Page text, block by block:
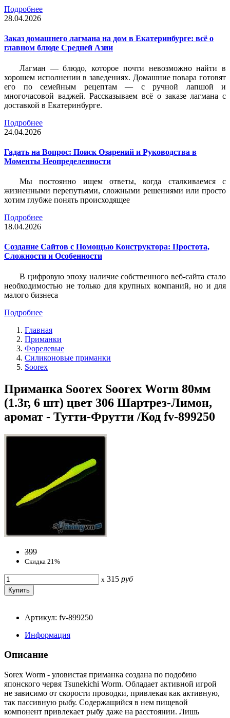
Подробнее
28.04.2026
Заказ домашнего лагмана на дом в Екатеринбурге: всё о
главном блюде Средней Азии
Лагман — блюдо, которое почти невозможно найти в
хорошем исполнении в заведениях. Домашние повара готовят
его по семейным рецептам — с ручной лапшой и
многочасовой ваджей. Рассказываем всё о заказе лагмана с
доставкой в Екатеринбурге.
Подробнее
24.04.2026
Гадать на Вопрос: Поиск Озарений и Руководства в
Моменты Неопределенности
Мы постоянно ищем ответы, когда сталкиваемся с
жизненными перепутьями, сложными решениями или просто
хотим глубже понять происходящее
Подробнее
18.04.2026
Создание Сайтов с Помощью Конструктора: Простота,
Сложности и Особенности
В цифровую эпоху наличие собственного веб-сайта стало
необходимостью не только для крупных компаний, но и для
малого бизнеса
Подробнее
Главная
Приманки
Форелевые
Силиконовые приманки
Soorex
Приманка Soorex Soorex Worm 80мм
(1.3г, 6 шт) цвет 306 Шартрез-Лимон,
аромат - Тутти-Фрутти /Код fv-899250
399
Скидка 21%
x 315 руб
Артикул: fv-899250
Информация
Описание
Sorex Worm - уловистая приманка создана по подобию
японского червя Tsunekichi Worm. Обладает активной игрой
не зависимо от скорости проводки, привлекая как активную,
так пассивную рыбу. Содержащийся в нем пищевой
компонент привлекает рыбу даже на расстоянии. Лишь